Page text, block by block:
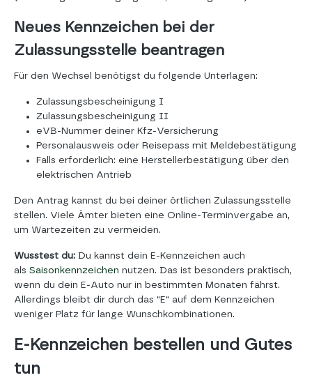
Neues Kennzeichen bei der
Zulassungsstelle beantragen
Für den Wechsel benötigst du folgende Unterlagen:
Zulassungsbescheinigung I
Zulassungsbescheinigung II
eVB-Nummer deiner Kfz-Versicherung
Personalausweis oder Reisepass mit Meldebestätigung
Falls erforderlich: eine Herstellerbestätigung über den
elektrischen Antrieb
Den Antrag kannst du bei deiner örtlichen Zulassungsstelle
stellen. Viele Ämter bieten eine Online-Terminvergabe an,
um Wartezeiten zu vermeiden.
Wusstest du: Du kannst dein E-Kennzeichen auch
als Saisonkennzeichen nutzen. Das ist besonders praktisch,
wenn du dein E-Auto nur in bestimmten Monaten fährst.
Allerdings bleibt dir durch das "E" auf dem Kennzeichen
weniger Platz für lange Wunschkombinationen.
E-Kennzeichen bestellen und Gutes
tun